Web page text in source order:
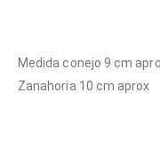
Medida conejo 9 cm
Zanahoria 10 cm aprox